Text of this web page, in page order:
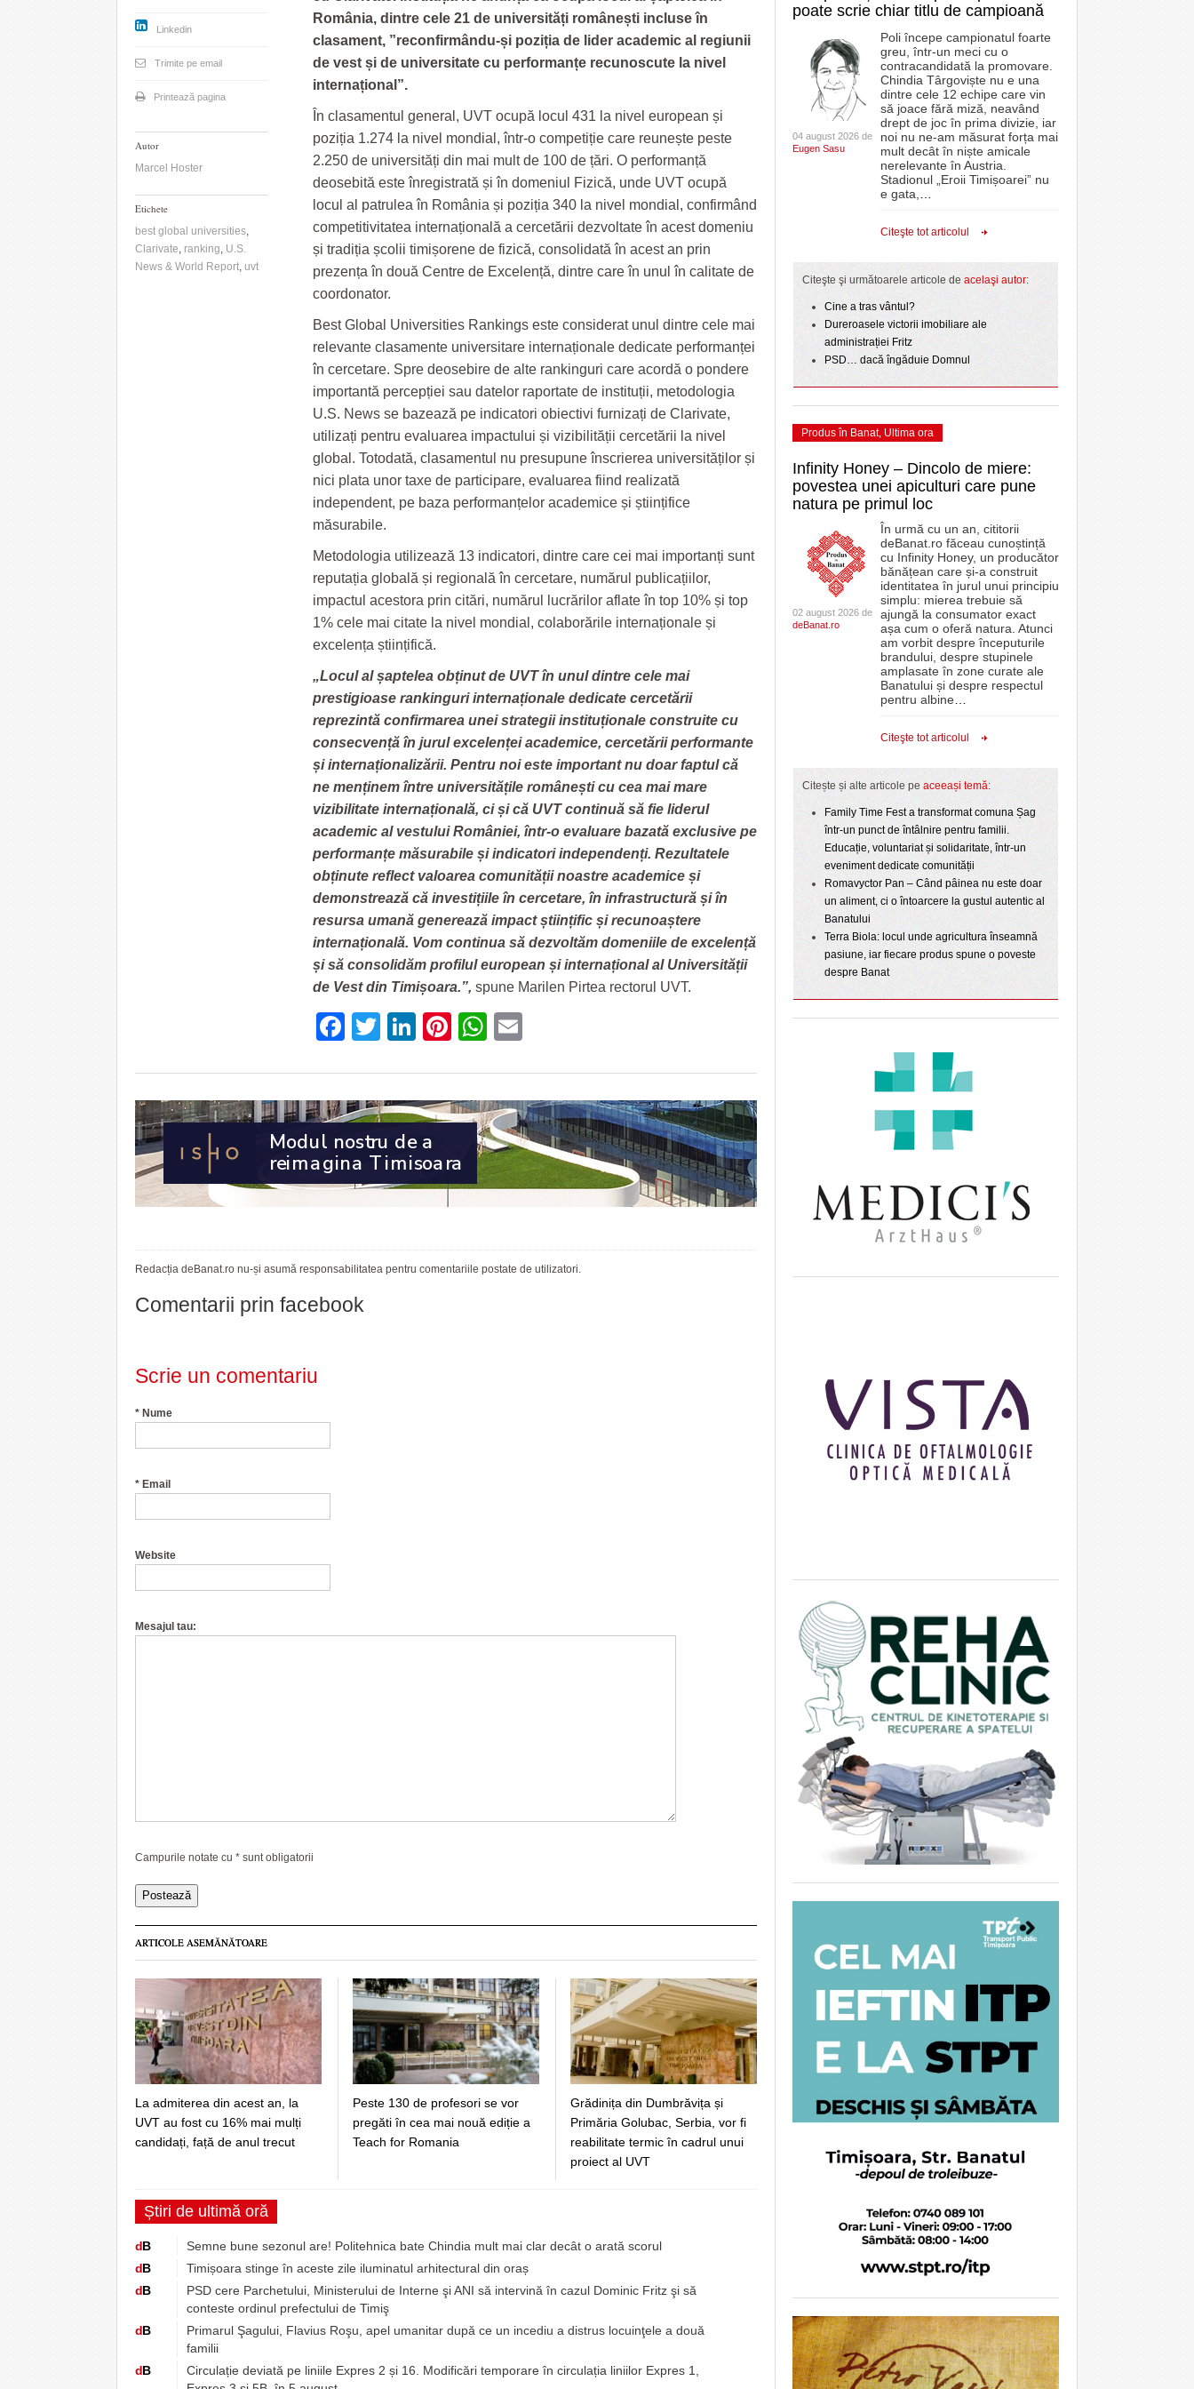
România, dintre cele 21 de universități românești incluse în
clasament, ”reconfirmându-și poziția de lider academic al regiunii
de vest și de universitate cu performanțe recunoscute la nivel
internațional”.
În clasamentul general, UVT ocupă locul 431 la nivel european și
poziția 1.274 la nivel mondial, într-o competiție care reunește peste
2.250 de universități din mai mult de 100 de țări. O performanță
deosebită este înregistrată și în domeniul Fizică, unde UVT ocupă
locul al patrulea în România și poziția 340 la nivel mondial, confirmând
competitivitatea internațională a cercetării dezvoltate în acest domeniu
și tradiția școlii timișorene de fizică, consolidată în acest an prin
prezența în două Centre de Excelență, dintre care în unul în calitate de
coordonator.
Best Global Universities Rankings este considerat unul dintre cele mai
relevante clasamente universitare internaționale dedicate performanței
în cercetare. Spre deosebire de alte rankinguri care acordă o pondere
importantă percepției sau datelor raportate de instituții, metodologia
U.S. News se bazează pe indicatori obiectivi furnizați de Clarivate,
utilizați pentru evaluarea impactului și vizibilității cercetării la nivel
global. Totodată, clasamentul nu presupune înscrierea universităților și
nici plata unor taxe de participare, evaluarea fiind realizată
independent, pe baza performanțelor academice și științifice
măsurabile.
Metodologia utilizează 13 indicatori, dintre care cei mai importanți sunt
reputația globală și regională în cercetare, numărul publicațiilor,
impactul acestora prin citări, numărul lucrărilor aflate în top 10% și top
1% cele mai citate la nivel mondial, colaborările internaționale și
excelența științifică.
„Locul al șaptelea obținut de UVT în unul dintre cele mai
prestigioase rankinguri internaționale dedicate cercetării
reprezintă confirmarea unei strategii instituționale construite cu
consecvență în jurul excelenței academice, cercetării performante
și internaționalizării. Pentru noi este important nu doar faptul că
ne menținem între universitățile românești cu cea mai mare
vizibilitate internațională, ci și că UVT continuă să fie liderul
academic al vestului României, într-o evaluare bazată exclusive pe
performanțe măsurabile și indicatori independenți. Rezultatele
obținute reflect valoarea comunității noastre academice și
demonstrează că investițiile în cercetare, în infrastructură și în
resursa umană generează impact științific și recunoaștere
internațională. Vom continua să dezvoltăm domeniile de excelență
și să consolidăm profilul european și internațional al Universității
de Vest din Timișoara.”, spune Marilen Pirtea rectorul UVT.
Facebook
Twitter
LinkedIn
Pinterest
WhatsApp
Linkedin
Trimite pe email
Printează pagina
Autor
Marcel Hoster
Etichete
best global universities,
Clarivate, ranking, U.S.
News & World Report, uvt
Redacția deBanat.ro nu-și asumă responsabilitatea pentru comentariile postate de utilizatori.
Comentarii prin facebook
Scrie un comentariu
* Nume
* Email
Website
Mesajul tau:
Campurile notate cu * sunt obligatorii
ARTICOLE ASEMĂNĂTOARE
La admiterea din acest an, la
UVT au fost cu 16% mai mulți
candidați, față de anul trecut
Peste 130 de profesori se vor
pregăti în cea mai nouă ediție a
Teach for Romania
Grădinița din Dumbrăvița și
Primăria Golubac, Serbia, vor fi
reabilitate termic în cadrul unui
proiect al UVT
Știri de ultimă oră
dB
Semne bune sezonul are! Politehnica bate Chindia mult mai clar decât o arată scorul
dB
Timișoara stinge în aceste zile iluminatul arhitectural din oraș
dB
PSD cere Parchetului, Ministerului de Interne şi ANI să intervină în cazul Dominic Fritz şi să
conteste ordinul prefectului de Timiş
dB
Primarul Şagului, Flavius Roşu, apel umanitar după ce un incediu a distrus locuinţele a două
familii
dB
Circulație deviată pe liniile Expres 2 și 16. Modificări temporare în circulația liniilor Expres 1,
poate scrie chiar titlu de campioană
04 august 2026 de
Eugen Sasu
Poli începe campionatul foarte
greu, într-un meci cu o
contracandidată la promovare.
Chindia Târgoviște nu e una
dintre cele 12 echipe care vin
să joace fără miză, neavând
drept de joc în prima divizie, iar
noi nu ne-am măsurat forța mai
mult decât în niște amicale
nerelevante în Austria.
Stadionul „Eroii Timișoarei” nu
e gata,
Citeşte tot articolul
Citeşte şi următoarele articole de acelaşi autor:
Cine a tras vântul?
Dureroasele victorii imobiliare ale
administrației Fritz
PSD… dacă îngăduie Domnul
Produs în Banat, Ultima ora
Infinity Honey – Dincolo de miere:
povestea unei apiculturi care pune
natura pe primul loc
02 august 2026 de
deBanat.ro
În urmă cu un an, cititorii
deBanat.ro făceau cunoștință
cu Infinity Honey, un producător
bănățean care și-a construit
identitatea în jurul unui principiu
simplu: mierea trebuie să
ajungă la consumator exact
așa cum o oferă natura. Atunci
am vorbit despre începuturile
brandului, despre stupinele
amplasate în zone curate ale
Banatului și despre respectul
pentru albine
Citeşte tot articolul
Citește și alte articole pe aceeași temă:
Family Time Fest a transformat comuna Șag
într-un punct de întâlnire pentru familii.
Educație, voluntariat și solidaritate, într-un
eveniment dedicate comunității
Romavyctor Pan – Când pâinea nu este doar
un aliment, ci o întoarcere la gustul autentic al
Banatului
Terra Biola: locul unde agricultura înseamnă
pasiune, iar fiecare produs spune o poveste
despre Banat